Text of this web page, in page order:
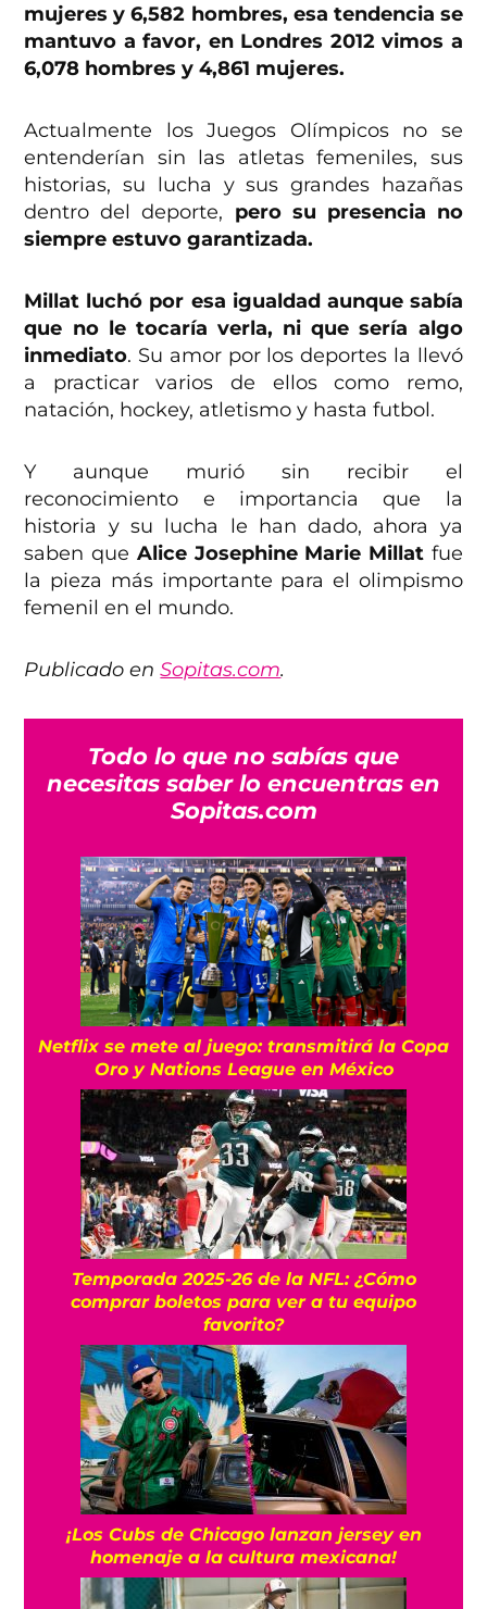
mujeres y 6,582 hombres, esa tendencia se
mantuvo a favor, en Londres 2012 vimos a
6,078 hombres y 4,861 mujeres.
Actualmente los Juegos Olímpicos no se
entenderían sin las atletas femeniles, sus
historias, su lucha y sus grandes hazañas
dentro del deporte, pero su presencia no
siempre estuvo garantizada.
Millat luchó por esa igualdad aunque sabía
que no le tocaría verla, ni que sería algo
inmediato. Su amor por los deportes la llevó
a practicar varios de ellos como remo,
natación, hockey, atletismo y hasta futbol.
Y aunque murió sin recibir el
reconocimiento e importancia que la
historia y su lucha le han dado, ahora ya
saben que Alice Josephine Marie Millatfue
la pieza más importante para el olimpismo
femenil en el mundo.
Publicado enSopitas.com.
Todo lo que no sabías que
necesitas saber lo encuentras en
Sopitas.com
Netflix se mete al juego: transmitirá la Copa
Oro y Nations League en México
Temporada 2025-26 de la NFL: ¿Cómo
comprar boletos para ver a tu equipo
favorito?
¡Los Cubs de Chicago lanzan jersey en
homenaje a la cultura mexicana!